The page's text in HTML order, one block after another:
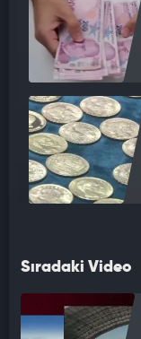
Sıradaki Video